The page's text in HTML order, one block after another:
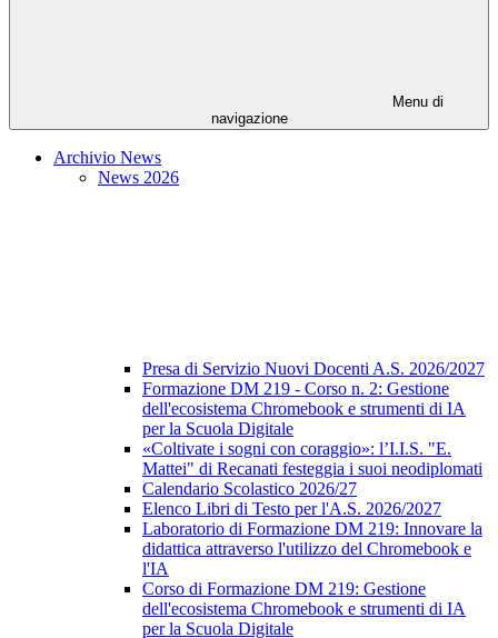
Menu di
navigazione
Archivio News
News 2026
Presa di Servizio Nuovi Docenti A.S. 2026/2027
Formazione DM 219 - Corso n. 2: Gestione
dell'ecosistema Chromebook e strumenti di IA
per la Scuola Digitale
«Coltivate i sogni con coraggio»: l’I.I.S. "E.
Mattei" di Recanati festeggia i suoi neodiplomati
Calendario Scolastico 2026/27
Elenco Libri di Testo per l'A.S. 2026/2027
Laboratorio di Formazione DM 219: Innovare la
didattica attraverso l'utilizzo del Chromebook e
l'IA
Corso di Formazione DM 219: Gestione
dell'ecosistema Chromebook e strumenti di IA
per la Scuola Digitale